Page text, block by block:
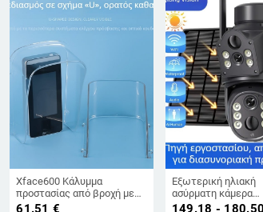
Xface600 Κάλυμμα
προστασίας από βροχή με
αναγνώριση προσώπου για
61.51 €
Εξωτερική ηλιακή
ασύρματη κάμερα
παρακολούθησης,
149.18 - 180.50